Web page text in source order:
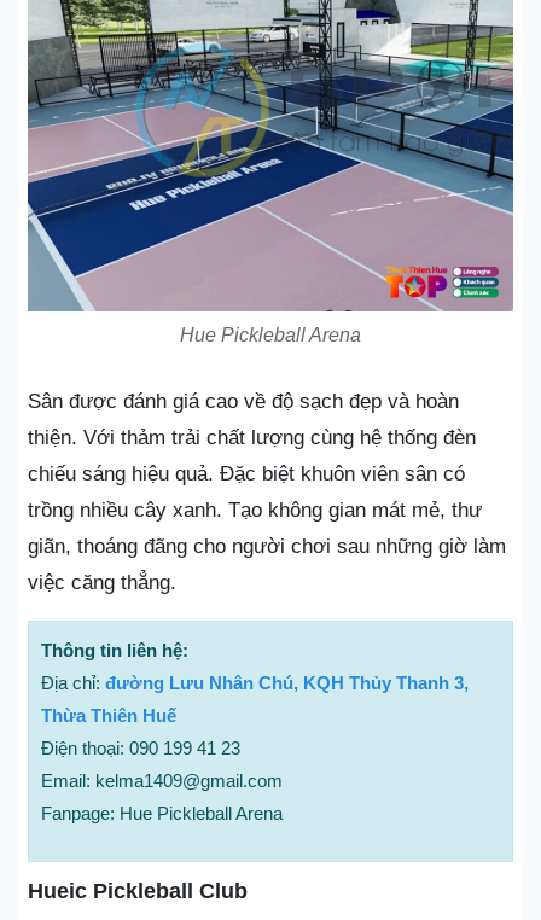
Hue Pickleball Arena
Sân được đánh giá cao về độ sạch đẹp và hoàn
thiện. Với thảm trải chất lượng cùng hệ thống đèn
chiếu sáng hiệu quả. Đặc biệt khuôn viên sân có
trồng nhiều cây xanh. Tạo không gian mát mẻ, thư
giãn, thoáng đãng cho người chơi sau những giờ làm
việc căng thẳng.
Thông tin liên hệ:
Địa chỉ: đường Lưu Nhân Chú, KQH Thủy Thanh 3,
Thừa Thiên Huế
Điện thoại: 090 199 41 23
Email: kelma1409@gmail.com
Fanpage: Hue Pickleball Arena
Hueic Pickleball Club